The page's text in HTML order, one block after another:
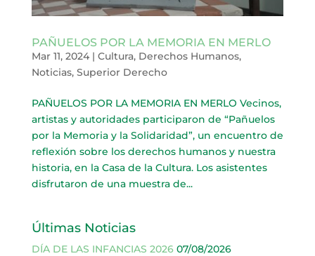
PAÑUELOS POR LA MEMORIA EN MERLO
Mar 11, 2024| Cultura, Derechos Humanos,
Noticias, Superior Derecho
PAÑUELOS POR LA MEMORIA EN MERLO Vecinos,
artistas y autoridades participaron de “Pañuelos
por la Memoria y la Solidaridad”, un encuentro de
reflexión sobre los derechos humanos y nuestra
historia, en la Casa de la Cultura. Los asistentes
disfrutaron de una muestra de...
Últimas Noticias
DÍA DE LAS INFANCIAS 2026 07/08/2026